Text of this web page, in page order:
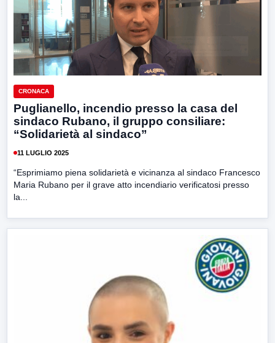
CRONACA
Puglianello, incendio presso la casa del
sindaco Rubano, il gruppo consiliare:
“Solidarietà al sindaco”
11 LUGLIO 2025
“Esprimiamo piena solidarietà e vicinanza al sindaco Francesco
Maria Rubano per il grave atto incendiario verificatosi presso
la...